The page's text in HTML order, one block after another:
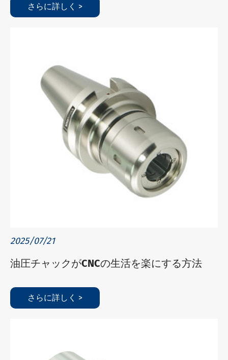
さらに詳しく >
2025/07/21
油圧チャックがCNCの生活を楽にする方法
さらに詳しく >